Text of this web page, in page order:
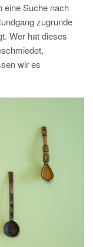
eine Suche nach
zugrunde
Wer hat dieses
wir es